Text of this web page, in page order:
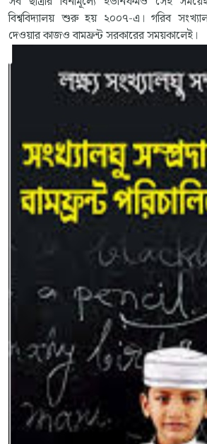
বিশ্ববিদ্যালয় শুরু হয় ২০০৭-এ। গরিব
দেওয়ার কাজও বামফ্রন্ট সরকারের সময়কালেই।